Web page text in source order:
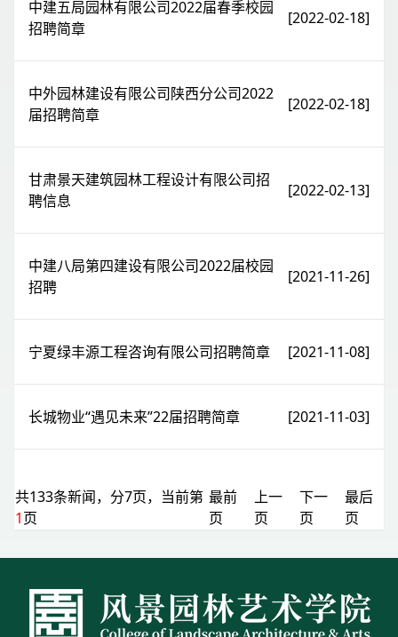
中建五局园林有限公司2022届春季校园
招聘简章
[2022-02-18]
中外园林建设有限公司陕西分公司2022
届招聘简章
[2022-02-18]
甘肃景天建筑园林工程设计有限公司招
聘信息
[2022-02-13]
中建八局第四建设有限公司2022届校园
招聘
[2021-11-26]
宁夏绿丰源工程咨询有限公司招聘简章 [2021-11-08]
长城物业“遇见未来”22届招聘简章 [2021-11-03]
共133条新闻，分7页，当前第
1页
最前
页
上一
页
下一
页
最后
页